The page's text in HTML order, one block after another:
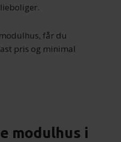
får du
pris og minimal
modulhus i